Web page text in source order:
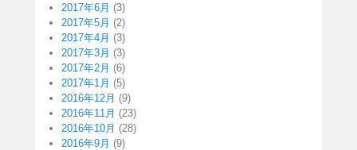
2017年6月 (3)
2017年5月 (2)
2017年4月 (3)
2017年3月 (3)
2017年2月 (6)
2017年1月 (5)
2016年12月 (9)
2016年11月 (23)
2016年10月 (28)
2016年9月 (9)